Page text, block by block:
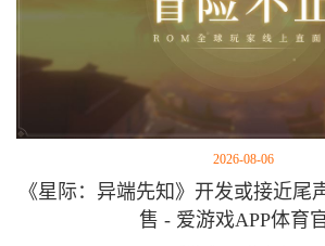
2026-08-06
《星际：异端先知》开发或接近尾
售 - 爱游戏APP体育